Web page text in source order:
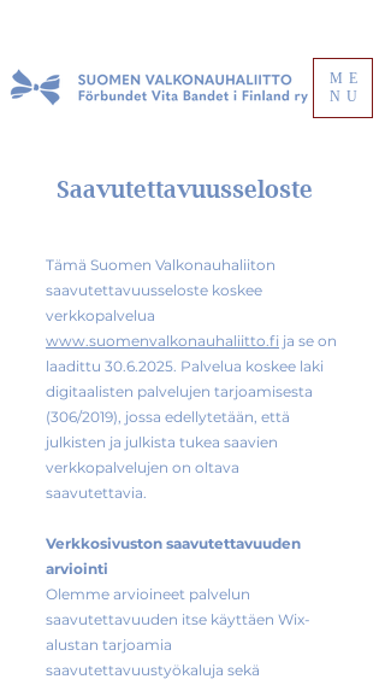
ME
NU
Saavutettavuusseloste
Tämä Suomen Valkonauhaliiton
saavutettavuusseloste koskee
verkkopalvelua
www.suomenvalkonauhaliitto.fi ja se on
laadittu 30.6.2025. Palvelua koskee laki
digitaalisten palvelujen tarjoamisesta
(306/2019), jossa edellytetään, että
julkisten ja julkista tukea saavien
verkkopalvelujen on oltava
saavutettavia.
Verkkosivuston saavutettavuuden
arviointi
Olemme arvioineet palvelun
saavutettavuuden itse käyttäen Wix-
alustan tarjoamia
saavutettavuustyökaluja sekä